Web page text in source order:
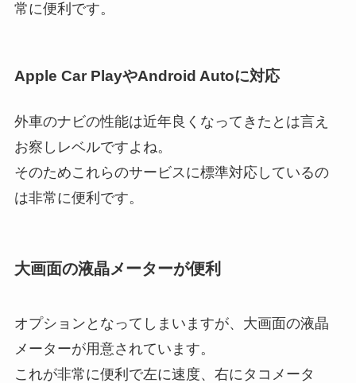
常に便利です。
Apple Car PlayやAndroid Autoに対応
外車のナビの性能は近年良くなってきたとは言え
お察しレベルですよね。
そのためこれらのサービスに標準対応しているの
は非常に便利です。
大画面の液晶メーターが便利
オプションとなってしまいますが、大画面の液晶
メーターが用意されています。
これが非常に便利で左に速度、右にタコメータ